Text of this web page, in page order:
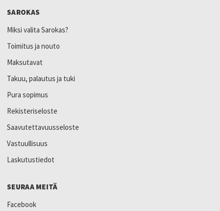
SAROKAS
Miksi valita Sarokas?
Toimitus ja nouto
Maksutavat
Takuu, palautus ja tuki
Pura sopimus
Rekisteriseloste
Saavutettavuusseloste
Vastuullisuus
Laskutustiedot
SEURAA MEITÄ
Facebook